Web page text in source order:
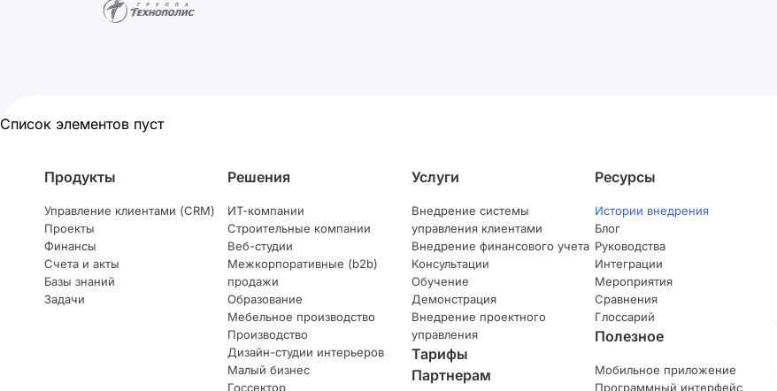
Список элементов пуст
Продукты
Управление клиентами (CRM)
Проекты
Финансы
Счета и акты
Базы знаний
Задачи
Решения
ИТ-компании
Строительные компании
Веб-студии
Межкорпоративные (b2b)
продажи
Образование
Мебельное производство
Производство
Дизайн-студии интерьеров
Малый бизнес
Госсектор
Услуги
Внедрение системы
управления клиентами
Внедрение финансового учета
Консультации
Обучение
Демонстрация
Внедрение проектного
управления
Тарифы
Партнерам
Ресурсы
Истории внедрения
Блог
Руководства
Интеграции
Мероприятия
Сравнения
Глоссарий
Полезное
Мобильное приложение
Программный интерфейс